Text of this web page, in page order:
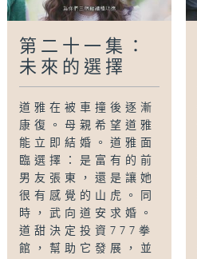
第二十一集：
未來的選擇
道雅在被車撞後逐漸
康復。母親希望道雅
能立即結婚。道雅面
臨選擇：是富有的前
男友張東，還是讓她
很有感覺的山虎。同
時，武向道安求婚。
道甜決定投資777拳
館，幫助它發展，並